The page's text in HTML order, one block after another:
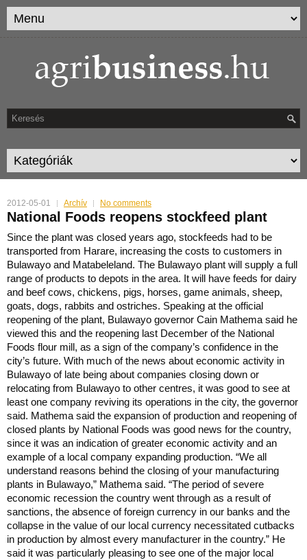
2012-05-01 Archív No comments
National Foods reopens stockfeed plant
Since the plant was closed years ago, stockfeeds had to be
transported from Harare, increasing the costs to customers in
Bulawayo and Matabeleland. The Bulawayo plant will supply a full
range of products to depots in the area. It will have feeds for dairy
and beef cows, chickens, pigs, horses, game animals, sheep,
goats, dogs, rabbits and ostriches. Speaking at the official
reopening of the plant, Bulawayo governor Cain Mathema said he
viewed this and the reopening last December of the National
Foods flour mill, as a sign of the company’s confidence in the
city’s future. With much of the news about economic activity in
Bulawayo of late being about companies closing down or
relocating from Bulawayo to other centres, it was good to see at
least one company reviving its operations in the city, the governor
said. Mathema said the expansion of production and reopening of
closed plants by National Foods was good news for the country,
since it was an indication of greater economic activity and an
example of a local company expanding production. “We all
understand reasons behind the closing of your manufacturing
plants in Bulawayo,” Mathema said. “The period of severe
economic recession the country went through as a result of
sanctions, the absence of foreign currency in our banks and the
collapse in the value of our local currency necessitated cutbacks
in production by almost every manufacturer in the country.” He
said it was particularly pleasing to see one of the major local